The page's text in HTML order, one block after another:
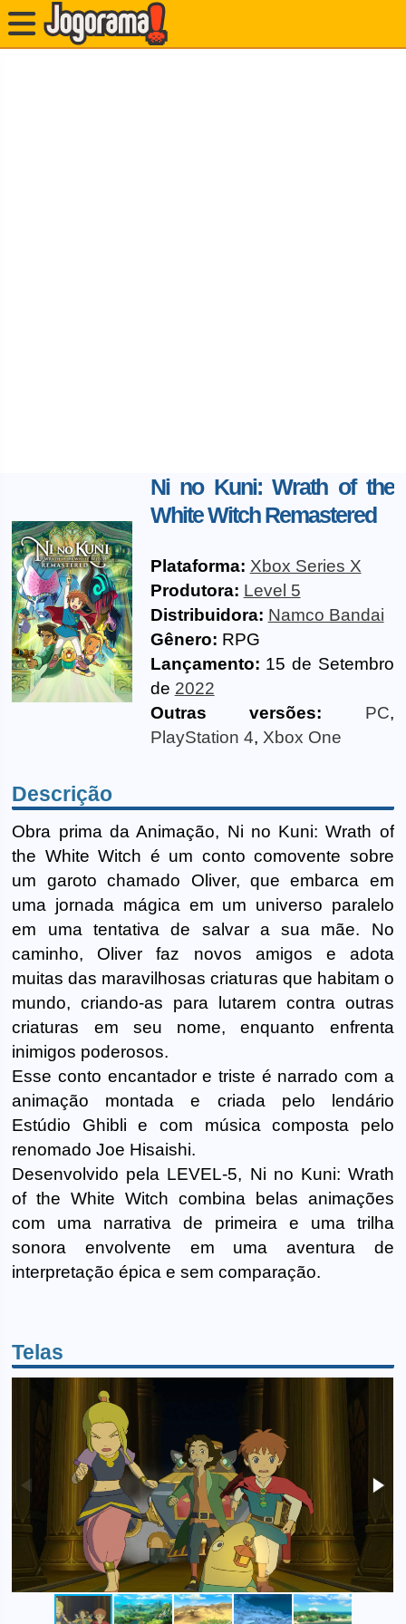
Ni no Kuni: Wrath of the
White Witch Remastered
Plataforma: Xbox Series X
Produtora: Level 5
Distribuidora: Namco Bandai
Gênero: RPG
Lançamento: 15 de Setembro
de 2022
Outras versões:
PC,
PlayStation 4, Xbox One
Descrição
Obra prima da Animação, Ni no Kuni: Wrath of
the White Witch é um conto comovente sobre
um garoto chamado Oliver, que embarca em
uma jornada mágica em um universo paralelo
em uma tentativa de salvar a sua mãe. No
caminho, Oliver faz novos amigos e adota
muitas das maravilhosas criaturas que habitam o
mundo, criando-as para lutarem contra outras
criaturas em seu nome, enquanto enfrenta
inimigos poderosos.
Esse conto encantador e triste é narrado com a
animação montada e criada pelo lendário
Estúdio Ghibli e com música composta pelo
renomado Joe Hisaishi.
Desenvolvido pela LEVEL-5, Ni no Kuni: Wrath
of the White Witch combina belas animações
com uma narrativa de primeira e uma trilha
sonora envolvente em uma aventura de
interpretação épica e sem comparação.
Telas